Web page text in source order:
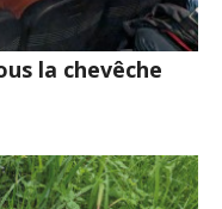
la chevêche